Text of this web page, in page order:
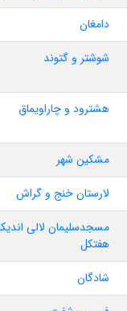
دامغان
شوشتر و گتوند
هشترود و چاراویماق
مشکین شهر
لارستان خنج و گراش
مسجدسلیمان لالی
هفتکل
شادگان